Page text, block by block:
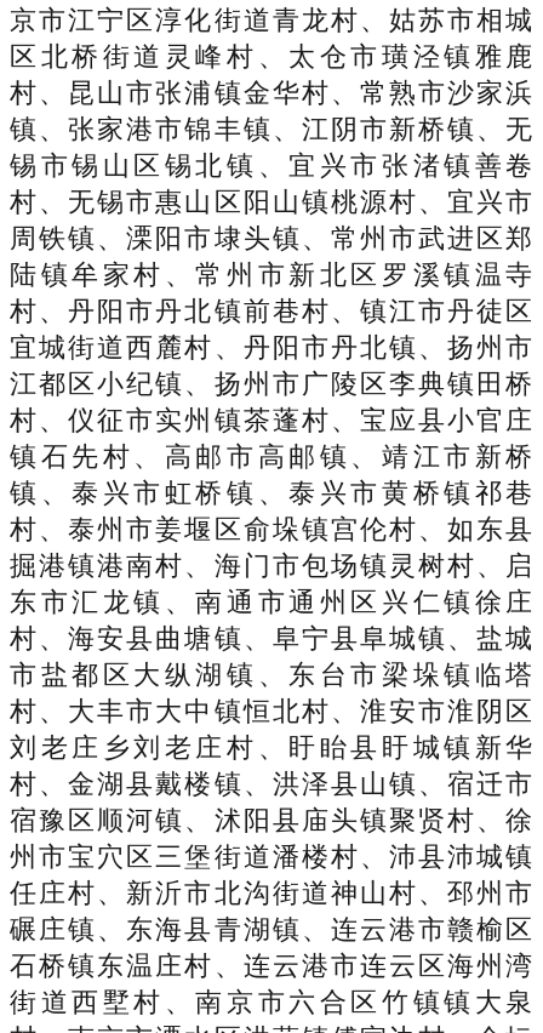
京市江宁区淳化街道青龙村、姑苏市相城
区北桥街道灵峰村、太仓市璜泾镇雅鹿
村、昆山市张浦镇金华村、常熟市沙家浜
镇、张家港市锦丰镇、江阴市新桥镇、无
锡市锡山区锡北镇、宜兴市张渚镇善卷
村、无锡市惠山区阳山镇桃源村、宜兴市
周铁镇、溧阳市埭头镇、常州市武进区郑
陆镇牟家村、常州市新北区罗溪镇温寺
村、丹阳市丹北镇前巷村、镇江市丹徒区
宜城街道西麓村、丹阳市丹北镇、扬州市
江都区小纪镇、扬州市广陵区李典镇田桥
村、仪征市实州镇茶蓬村、宝应县小官庄
镇石先村、高邮市高邮镇、靖江市新桥
镇、泰兴市虹桥镇、泰兴市黄桥镇祁巷
村、泰州市姜堰区俞垛镇宫伦村、如东县
掘港镇港南村、海门市包场镇灵树村、启
东市汇龙镇、南通市通州区兴仁镇徐庄
村、海安县曲塘镇、阜宁县阜城镇、盐城
市盐都区大纵湖镇、东台市梁垛镇临塔
村、大丰市大中镇恒北村、淮安市淮阴区
刘老庄乡刘老庄村、盱眙县盱城镇新华
村、金湖县戴楼镇、洪泽县山镇、宿迁市
宿豫区顺河镇、沭阳县庙头镇聚贤村、徐
州市宝穴区三堡街道潘楼村、沛县沛城镇
任庄村、新沂市北沟街道神山村、邳州市
碾庄镇、东海县青湖镇、连云港市赣榆区
石桥镇东温庄村、连云港市连云区海州湾
街道西墅村、南京市六合区竹镇镇大泉